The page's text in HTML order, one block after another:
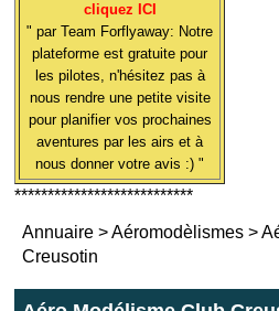
cliquez ICI
" par Team Forflyaway: Notre
plateforme est gratuite pour
les pilotes, n'hésitez pas à
nous rendre une petite visite
pour planifier vos prochaines
aventures par les airs et à
nous donner votre avis :) "
***************************
Annuaire >Aéromodèlismes >
Creusotin